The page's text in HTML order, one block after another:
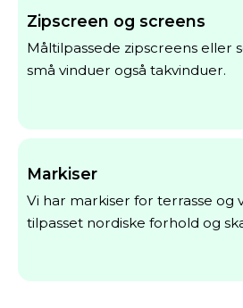
Zipscreen og screens
Måltilpassede zipscreens eller
små vinduer også takvinduer.
Markiser
Vi har markiser for terrasse og
tilpasset nordiske forhold og